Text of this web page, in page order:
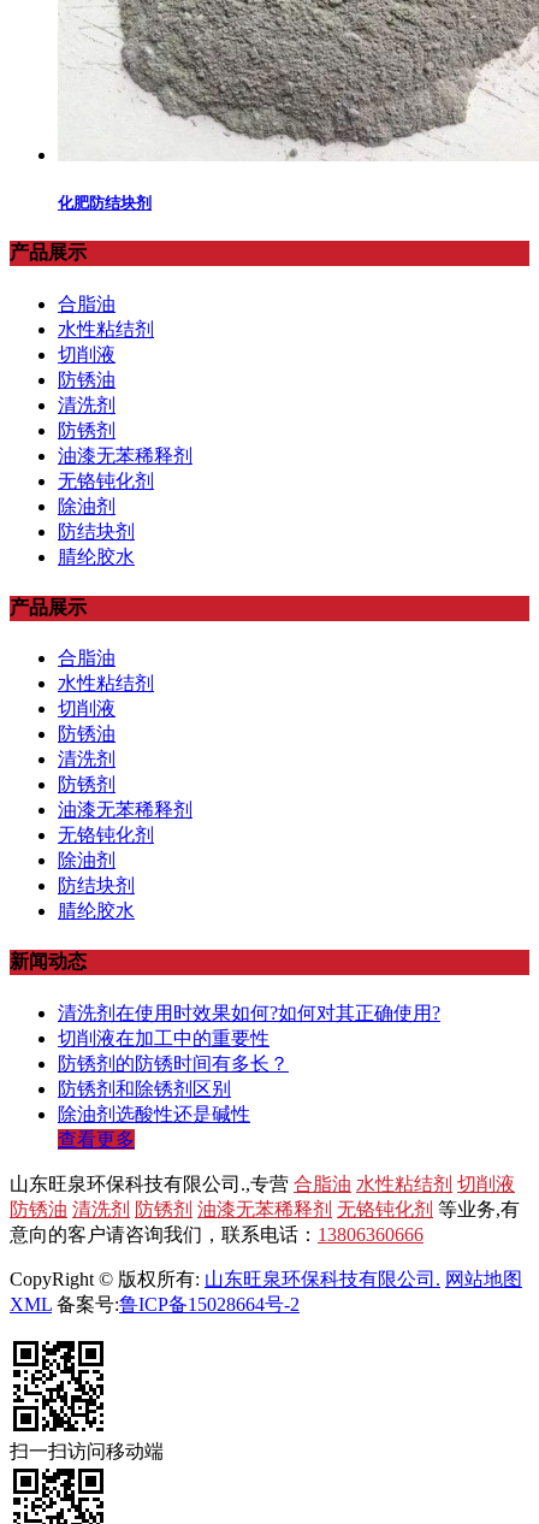
化肥防结块剂
产品展示
合脂油
水性粘结剂
切削液
防锈油
清洗剂
防锈剂
油漆无苯稀释剂
无铬钝化剂
除油剂
防结块剂
腈纶胶水
产品展示
合脂油
水性粘结剂
切削液
防锈油
清洗剂
防锈剂
油漆无苯稀释剂
无铬钝化剂
除油剂
防结块剂
腈纶胶水
新闻动态
清洗剂在使用时效果如何?如何对其正确使用?
切削液在加工中的重要性
防锈剂的防锈时间有多长？
防锈剂和除锈剂区别
除油剂选酸性还是碱性
查看更多
山东旺泉环保科技有限公司.,专营 合脂油 水性粘结剂 切削液
防锈油 清洗剂 防锈剂 油漆无苯稀释剂 无铬钝化剂 等业务,有
意向的客户请咨询我们，联系电话： 13806360666
CopyRight © 版权所有: 山东旺泉环保科技有限公司. 网站地图
XML 备案号:鲁ICP备15028664号-2
扫一扫访问移动端